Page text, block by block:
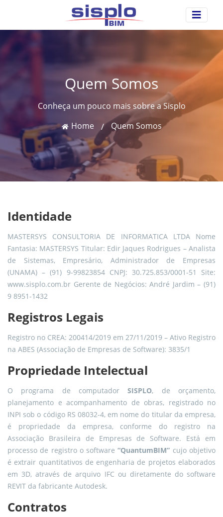
Quem Somos
Conheça um pouco mais sobre a Sisplo
Home
/ Quem Somos
Identidade
MASTERSYS CONSULTORIA DE INFORMATICA LTDA Nome
Fantasia: MASTERSYS Titular: Edir Jaques Rodrigues – Analista
de Sistemas, Empresário, Administrador de Empresas
(UNAMA) – (91) 9-99823854 CNPJ: 30.725.853/0001-51 Site:
www.sisplo.com.br Gerente de Negócios: André Jardim – (91)
9 8951-1432
Registros Legais
Registro no CREA: 200414/2019 em 27/11/2019 – Ativo Registro
na ABES (Associação de Empresas de Software): 3835/1
Propriedade Intelectual
O programa de computadorSISPLO, de orçamento,
planejamento e acompanhamento de obras, registrado no
INPI sob o código RS 08032-4, em nome do titular da empresa,
é propriedade da empresa, conforme do registro na
Associação Brasileira de Empresas de Software. Está em
processo de registro o software“QuantumBIM” cujo objetivo
é extrair quantitativos de engenharia de projetos elaborados
em 3D, através de arquivo IFC ou diretamente do software
REVIT da fabricante Autodesk.
Contratos